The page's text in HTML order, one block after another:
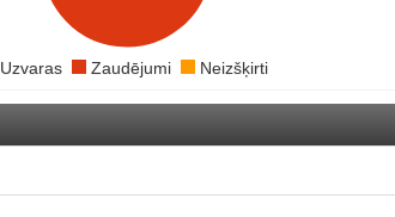
Uzvaras Zaudējumi Neizšķirti